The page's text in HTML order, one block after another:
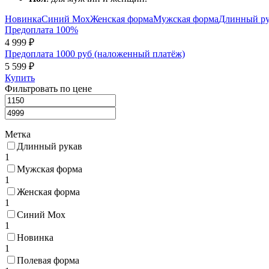
НовинкаСиний МохЖенская формаМужская формаДлинный
Предоплата 100%
4 999 ₽
Предоплата 1000 руб (наложенный платёж)
5 599 ₽
Купить
Фильтровать по цене
Метка
Длинный рукав
1
Мужская форма
1
Женская форма
1
Синий Мох
1
Новинка
1
Полевая форма